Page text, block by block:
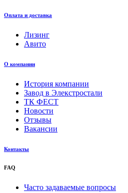
Оплата и доставка
Лизинг
Авито
О компании
История компании
Завод в Элекстростали
ТК ФЕСТ
Новости
Отзывы
Вакансии
Контакты
FAQ
Часто задаваемые вопросы